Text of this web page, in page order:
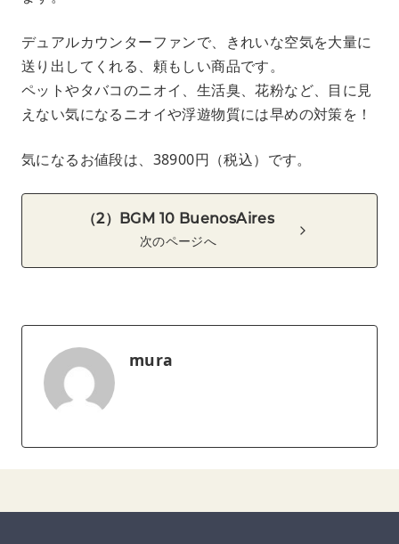
デュアルカウンターファンで、きれいな空気を大量に
送り出してくれる、頼もしい商品です。
ペットやタバコのニオイ、生活臭、花粉など、目に見
えない気になるニオイや浮遊物質には早めの対策を！
気になるお値段は、38900円（税込）です。
（2）BGM 10 BuenosAires
次のページへ
mura